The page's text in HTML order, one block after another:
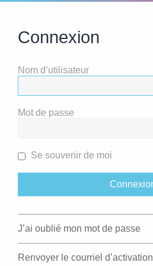
Connexion
Nom d’utilisateur
Mot de passe
Se souvenir de moi
J’ai oublié mon mot de passe
Renvoyer le courriel d’activation